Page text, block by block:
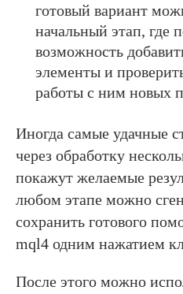
готовый вариант
начальный этап, где
возможность
элементы и
работы с ним новых
Иногда самые удачные
через обработку
покажут желаемые
любом этапе можно
сохранить готового
mql4 одним нажатием
После этого можно